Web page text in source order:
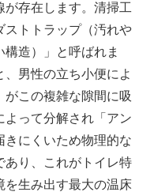
存在します。清掃工
ストトラップ（汚れや
造）」と呼ばれま
男性の立ち小便によ
がこの複雑な隙間に吸
よって分解され「アン
きにくいため物理的な
あり、これがトイレ特
を生み出す最大の温床